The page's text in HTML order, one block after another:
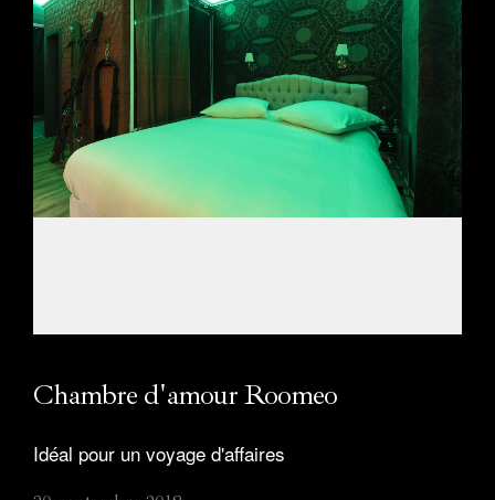
Chambre d'amour Roomeo
Idéal pour un voyage d'affaires
A propos de nous
Galerie
Faq
Appelez-nous : +352 691 485 110